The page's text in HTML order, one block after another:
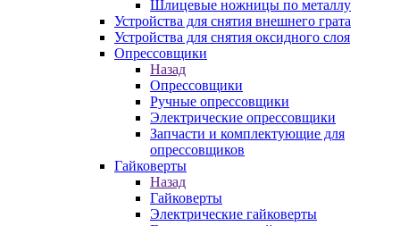
Шлицевые ножницы по металлу
Устройства для снятия внешнего грата
Устройства для снятия оксидного слоя
Опрессовщики
Назад
Опрессовщики
Ручные опрессовщики
Электрические опрессовщики
Запчасти и комплектующие для
опрессовщиков
Гайковерты
Назад
Гайковерты
Электрические гайковерты